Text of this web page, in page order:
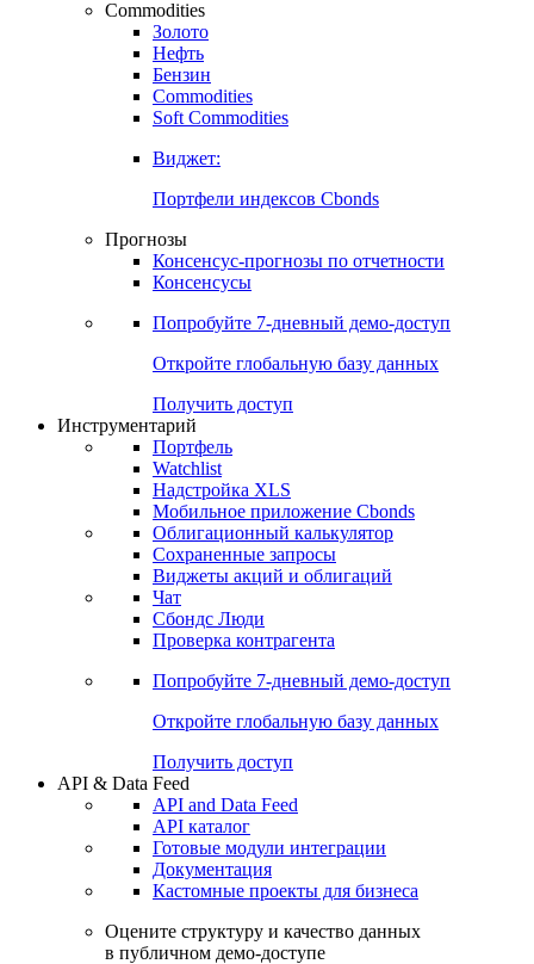
Commodities
Золото
Нефть
Бензин
Commodities
Soft Commodities
Виджет:
Портфели индексов Cbonds
Прогнозы
Консенсус-прогнозы по отчетности
Консенсусы
Попробуйте 7-дневный демо-доступ
Откройте глобальную базу данных
Получить доступ
Инструментарий
Портфель
Watchlist
Надстройка XLS
Мобильное приложение Cbonds
Облигационный калькулятор
Сохраненные запросы
Виджеты акций и облигаций
Чат
Сбондс Люди
Проверка контрагента
Попробуйте 7-дневный демо-доступ
Откройте глобальную базу данных
Получить доступ
API & Data Feed
API and Data Feed
API каталог
Готовые модули интеграции
Документация
Кастомные проекты для бизнеса
Оцените структуру и качество данных
в публичном демо-доступе